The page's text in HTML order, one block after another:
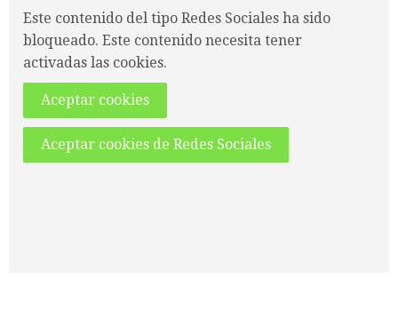
Este contenido del tipo Redes Sociales ha sido
bloqueado. Este contenido necesita tener
activadas las cookies.
Aceptar cookies
Aceptar cookies de Redes Sociales